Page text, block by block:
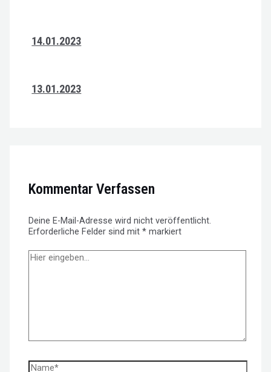
14.01.2023
13.01.2023
Kommentar Verfassen
Deine E-Mail-Adresse wird nicht veröffentlicht.
Erforderliche Felder sind mit* markiert
Hier
Name*